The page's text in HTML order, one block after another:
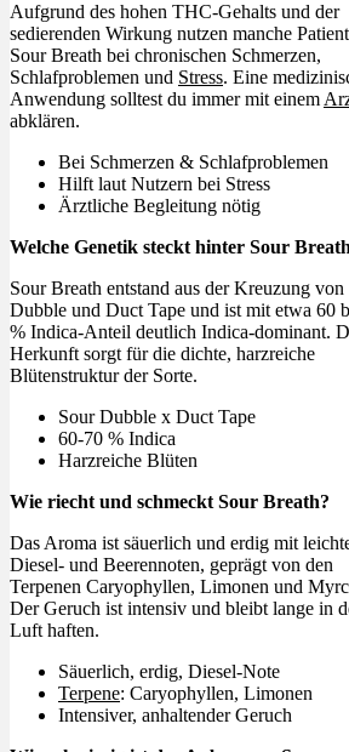
Aufgrund des hohen THC-Gehalts und der
sedierenden Wirkung nutzen manche
Sour Breath bei chronischen Schmerzen,
Schlafproblemen und Stress. Eine
Anwendung solltest du immer mit einem
abklären.
Bei Schmerzen & Schlafproblemen
Hilft laut Nutzern bei Stress
Ärztliche Begleitung nötig
Welche Genetik steckt hinter Sour
Sour Breath entstand aus der Kreuzung von
Dubble und Duct Tape und ist mit etwa 60
% Indica-Anteil deutlich Indica-dominant.
Herkunft sorgt für die dichte, harzreiche
Blütenstruktur der Sorte.
Sour Dubble x Duct Tape
60-70 % Indica
Harzreiche Blüten
Wie riecht und schmeckt Sour Breath?
Das Aroma ist säuerlich und erdig mit
Diesel- und Beerennoten, geprägt von den
Terpenen Caryophyllen, Limonen und
Der Geruch ist intensiv und bleibt lange in
Luft haften.
Säuerlich, erdig, Diesel-Note
Terpene: Caryophyllen, Limonen
Intensiver, anhaltender Geruch